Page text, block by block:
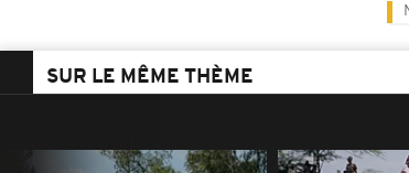
SUR LE MÊME THÈME